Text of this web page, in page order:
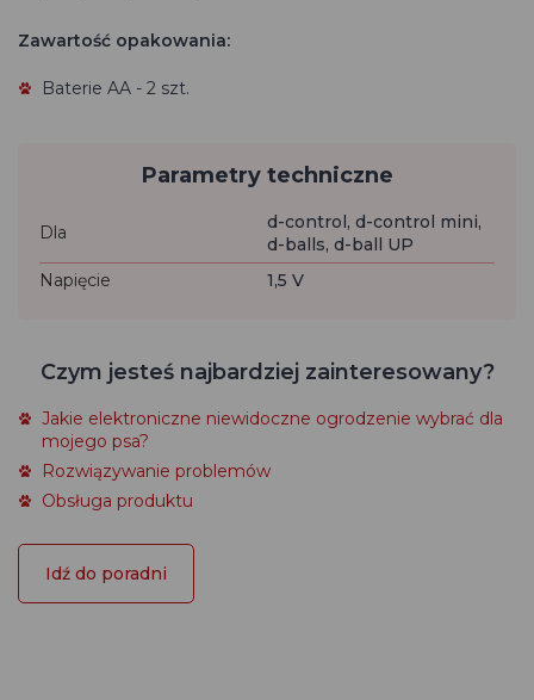
Zawartość opakowania:
Baterie AA - 2 szt.
Parametry techniczne
Dla
d-control, d-control mini,
d-balls, d-ball UP
Napięcie
1,5 V
Czym jesteś najbardziej zainteresowany?
Jakie elektroniczne niewidoczne ogrodzenie wybrać dla
mojego psa?
Rozwiązywanie problemów
Obsługa produktu
Idź do poradni